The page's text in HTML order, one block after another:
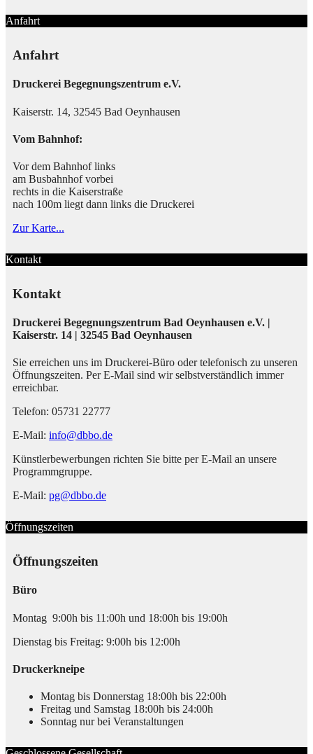
Anfahrt
Anfahrt
Druckerei Begegnungszentrum e.V.
Kaiserstr. 14, 32545 Bad Oeynhausen
Vom Bahnhof:
Vor dem Bahnhof links
am Busbahnhof vorbei
rechts in die Kaiserstraße
nach 100m liegt dann links die Druckerei
Zur Karte...
Kontakt
Kontakt
Druckerei Begegnungszentrum Bad Oeynhausen e.V. |
Kaiserstr. 14 | 32545 Bad Oeynhausen
Sie erreichen uns im Druckerei-Büro oder telefonisch zu unseren
Öffnungszeiten. Per E-Mail sind wir selbstverständlich immer
erreichbar.
Telefon: 05731 22777
E-Mail: info@dbbo.de
Künstlerbewerbungen richten Sie bitte per E-Mail an unsere
Programmgruppe.
E-Mail: pg@dbbo.de
Öffnungszeiten
Öffnungszeiten
Büro
Montag 9:00h bis 11:00h und 18:00h bis 19:00h
Dienstag bis Freitag: 9:00h bis 12:00h
Druckerkneipe
Montag bis Donnerstag 18:00h bis 22:00h
Freitag und Samstag 18:00h bis 24:00h
Sonntag nur bei Veranstaltungen